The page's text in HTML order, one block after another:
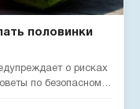
половинки
о рисках
по безопасному